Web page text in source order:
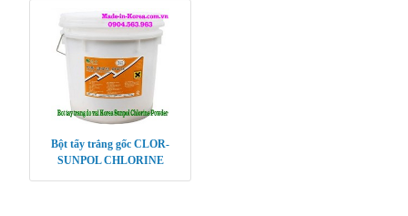
Bột tẩy trắng gốc CLOR-
SUNPOL CHLORINE